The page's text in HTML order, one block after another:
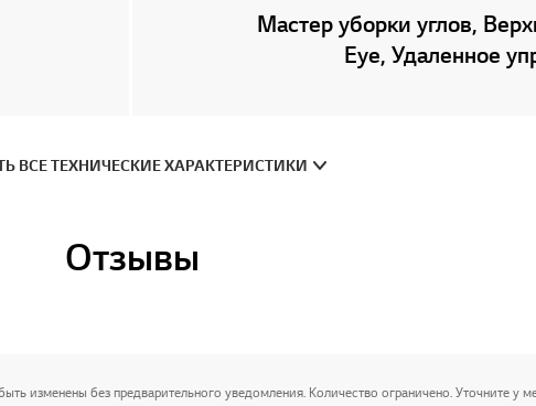
Мастер уборки углов,
Eye, Удаленное
ВСЕ ТЕХНИЧЕСКИЕ ХАРАКТЕРИСТИКИ
Отзывы
изменены без предварительного уведомления. Количество ограничено. Уточните у